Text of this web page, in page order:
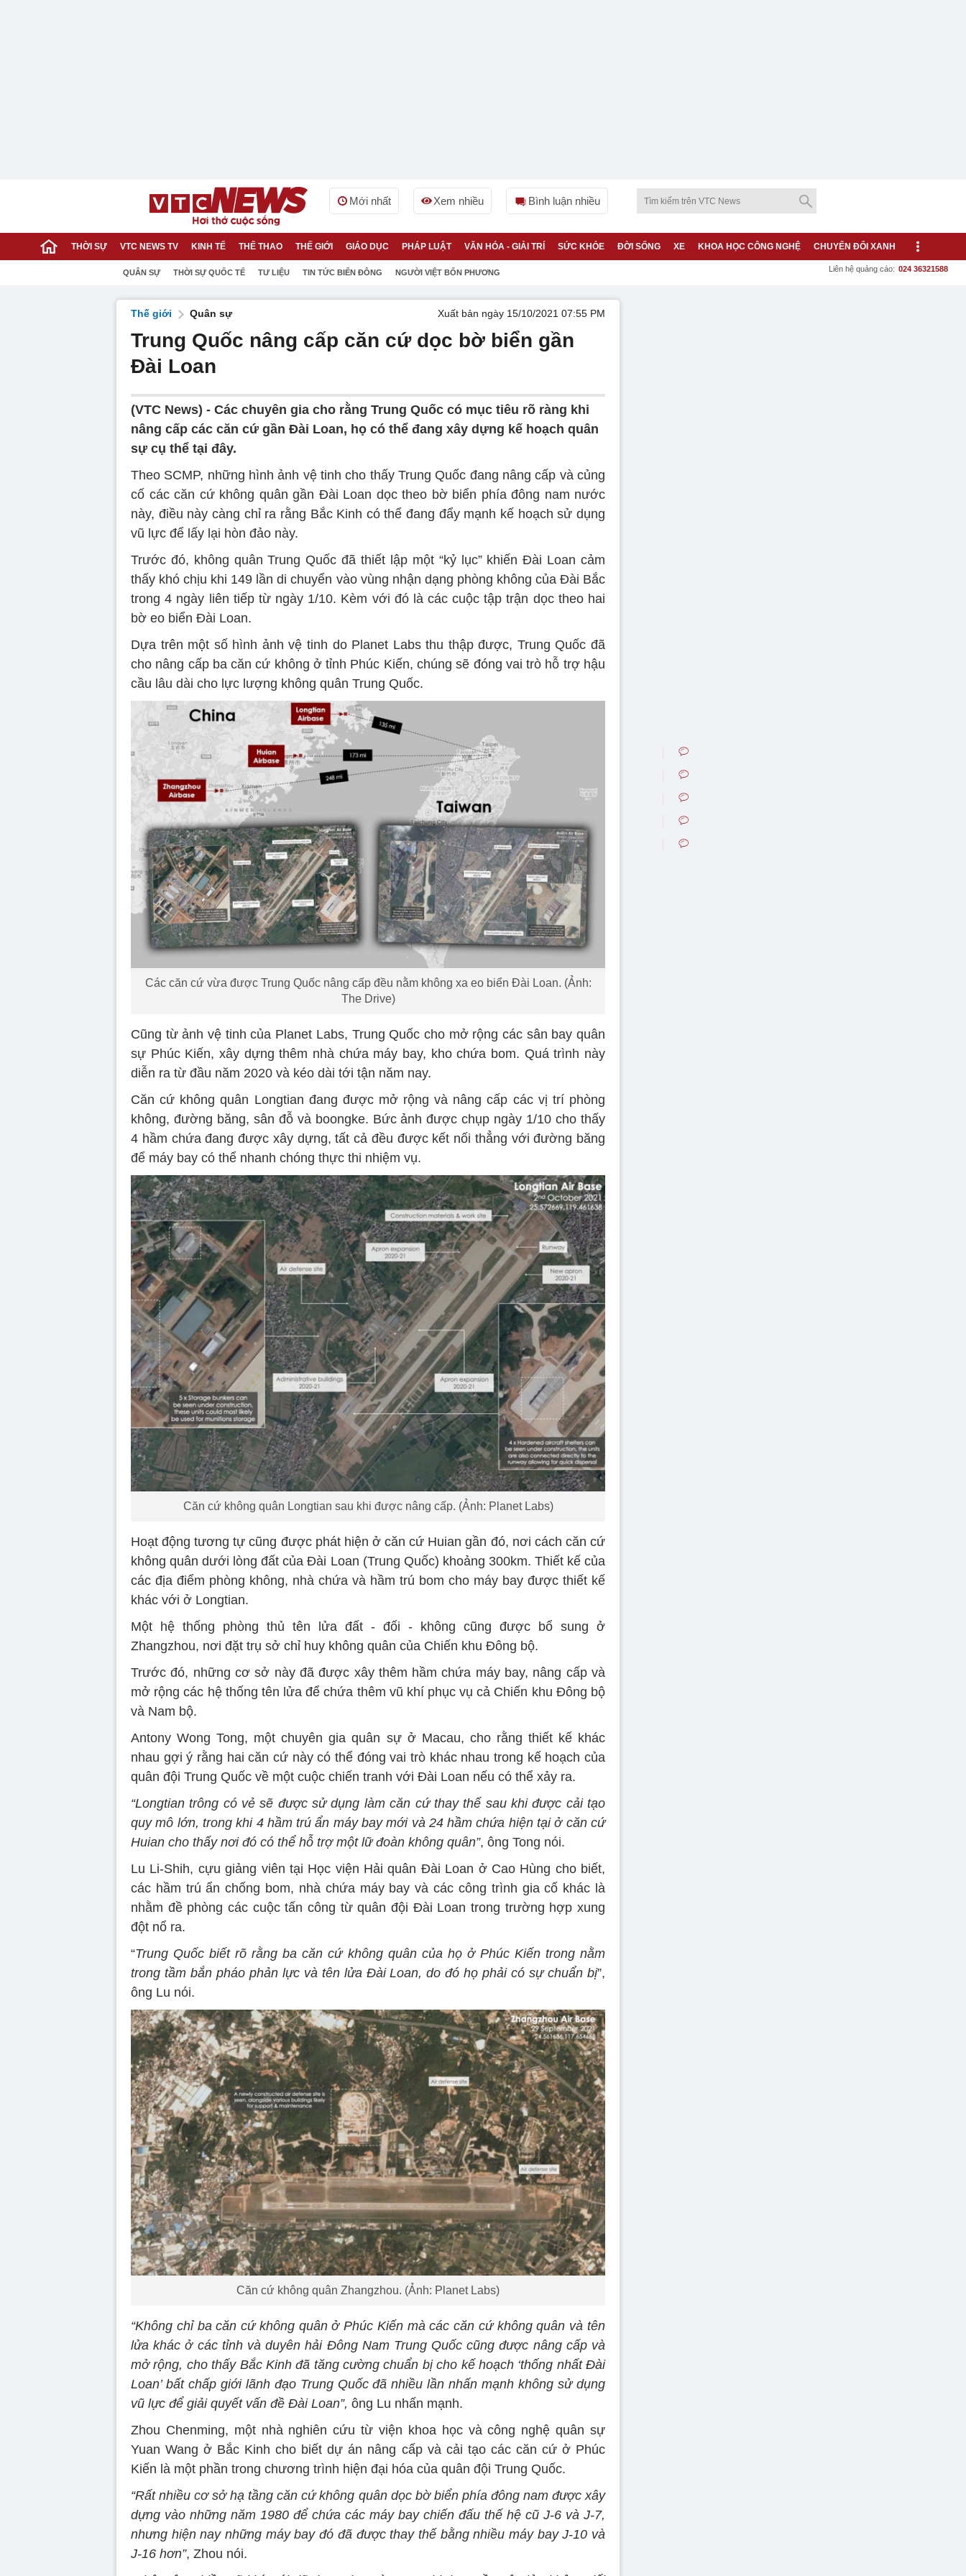
Mới nhất Xem nhiều Bình luận nhiều
THỜI SỰ VTC NEWS TV KINH TẾ THỂ THAO THẾ GIỚI GIÁO DỤC PHÁP LUẬT VĂN HÓA - GIẢI TRÍ SỨC KHỎE ĐỜI SỐNG XE KHOA HỌC CÔNG NGHỆ CHUYỂN ĐỔI XANH
QUÂN SỰ THỜI SỰ QUỐC TẾ TƯ LIỆU TIN TỨC BIỂN ĐÔNG NGƯỜI VIỆT BỐN PHƯƠNG Liên hệ quảng cáo: 024 36321588
Thế giới Quân sự Xuất bản ngày 15/10/2021 07:55 PM
Trung Quốc nâng cấp căn cứ dọc bờ biển gần
Đài Loan
(VTC News) - Các chuyên gia cho rằng Trung Quốc có mục tiêu rõ ràng khi
nâng cấp các căn cứ gần Đài Loan, họ có thể đang xây dựng kế hoạch quân
sự cụ thể tại đây.
Theo SCMP, những hình ảnh vệ tinh cho thấy Trung Quốc đang nâng cấp và củng
cố các căn cứ không quân gần Đài Loan dọc theo bờ biển phía đông nam nước
này, điều này càng chỉ ra rằng Bắc Kinh có thể đang đẩy mạnh kế hoạch sử dụng
vũ lực để lấy lại hòn đảo này.
Trước đó, không quân Trung Quốc đã thiết lập một “kỷ lục” khiến Đài Loan cảm
thấy khó chịu khi 149 lần di chuyển vào vùng nhận dạng phòng không của Đài Bắc
trong 4 ngày liên tiếp từ ngày 1/10. Kèm với đó là các cuộc tập trận dọc theo hai
bờ eo biển Đài Loan.
Dựa trên một số hình ảnh vệ tinh do Planet Labs thu thập được, Trung Quốc đã
cho nâng cấp ba căn cứ không ở tỉnh Phúc Kiến, chúng sẽ đóng vai trò hỗ trợ hậu
cầu lâu dài cho lực lượng không quân Trung Quốc.
Các căn cứ vừa được Trung Quốc nâng cấp đều nằm không xa eo biển Đài Loan. (Ảnh:
The Drive)
Cũng từ ảnh vệ tinh của Planet Labs, Trung Quốc cho mở rộng các sân bay quân
sự Phúc Kiến, xây dựng thêm nhà chứa máy bay, kho chứa bom. Quá trình này
diễn ra từ đầu năm 2020 và kéo dài tới tận năm nay.
Căn cứ không quân Longtian đang được mở rộng và nâng cấp các vị trí phòng
không, đường băng, sân đỗ và boongke. Bức ảnh được chụp ngày 1/10 cho thấy
4 hầm chứa đang được xây dựng, tất cả đều được kết nối thẳng với đường băng
để máy bay có thể nhanh chóng thực thi nhiệm vụ.
Căn cứ không quân Longtian sau khi được nâng cấp. (Ảnh: Planet Labs)
Hoạt động tương tự cũng được phát hiện ở căn cứ Huian gần đó, nơi cách căn cứ
không quân dưới lòng đất của Đài Loan (Trung Quốc) khoảng 300km. Thiết kế của
các địa điểm phòng không, nhà chứa và hầm trú bom cho máy bay được thiết kế
khác với ở Longtian.
Một hệ thống phòng thủ tên lửa đất - đối - không cũng được bổ sung ở
Zhangzhou, nơi đặt trụ sở chỉ huy không quân của Chiến khu Đông bộ.
Trước đó, những cơ sở này đã được xây thêm hầm chứa máy bay, nâng cấp và
mở rộng các hệ thống tên lửa để chứa thêm vũ khí phục vụ cả Chiến khu Đông bộ
và Nam bộ.
Antony Wong Tong, một chuyên gia quân sự ở Macau, cho rằng thiết kế khác
nhau gợi ý rằng hai căn cứ này có thể đóng vai trò khác nhau trong kế hoạch của
quân đội Trung Quốc về một cuộc chiến tranh với Đài Loan nếu có thể xảy ra.
“Longtian trông có vẻ sẽ được sử dụng làm căn cứ thay thế sau khi được cải tạo
quy mô lớn, trong khi 4 hầm trú ẩn máy bay mới và 24 hầm chứa hiện tại ở căn cứ
Huian cho thấy nơi đó có thể hỗ trợ một lữ đoàn không quân”, ông Tong nói.
Lu Li-Shih, cựu giảng viên tại Học viện Hải quân Đài Loan ở Cao Hùng cho biết,
các hầm trú ẩn chống bom, nhà chứa máy bay và các công trình gia cố khác là
nhằm đề phòng các cuộc tấn công từ quân đội Đài Loan trong trường hợp xung
đột nổ ra.
“Trung Quốc biết rõ rằng ba căn cứ không quân của họ ở Phúc Kiến trong nằm
trong tầm bắn pháo phản lực và tên lửa Đài Loan, do đó họ phải có sự chuẩn bị”,
ông Lu nói.
Căn cứ không quân Zhangzhou. (Ảnh: Planet Labs)
“Không chỉ ba căn cứ không quân ở Phúc Kiến mà các căn cứ không quân và tên
lửa khác ở các tỉnh và duyên hải Đông Nam Trung Quốc cũng được nâng cấp và
mở rộng, cho thấy Bắc Kinh đã tăng cường chuẩn bị cho kế hoạch ‘thống nhất Đài
Loan’ bất chấp giới lãnh đạo Trung Quốc đã nhiều lần nhấn mạnh không sử dụng
vũ lực để giải quyết vấn đề Đài Loan”, ông Lu nhấn mạnh.
Zhou Chenming, một nhà nghiên cứu từ viện khoa học và công nghệ quân sự
Yuan Wang ở Bắc Kinh cho biết dự án nâng cấp và cải tạo các căn cứ ở Phúc
Kiến là một phần trong chương trình hiện đại hóa của quân đội Trung Quốc.
“Rất nhiều cơ sở hạ tầng căn cứ không quân dọc bờ biển phía đông nam được xây
dựng vào những năm 1980 để chứa các máy bay chiến đấu thế hệ cũ J-6 và J-7,
nhưng hiện nay những máy bay đó đã được thay thế bằng nhiều máy bay J-10 và
J-16 hơn”, Zhou nói.